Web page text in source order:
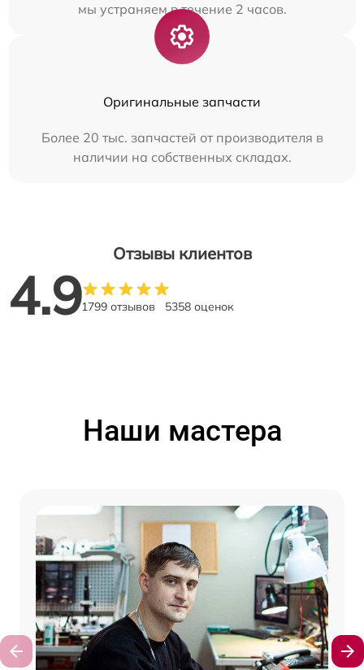
мы устраняем в течение 2 часов.
Оригинальные запчасти
Более 20 тыс. запчастей от производителя в
наличии на собственных складах.
Отзывы клиентов
4.91799 отзывов 5358 оценок
Наши мастера